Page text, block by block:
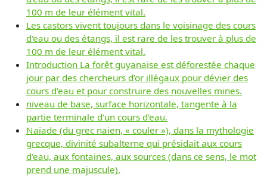
100 m de leur élément vital.
Les castors vivent toujours dans le voisinage des cours
d'eau ou des étangs, il est rare de les trouver à plus de
100 m de leur élément vital.
Introduction La forêt guyanaise est déforestée chaque
jour par des chercheurs d’or illégaux pour dévier des
cours d’eau et pour construire des nouvelles mines.
niveau de base, surface horizontale, tangente à la
partie terminale d'un cours d'eau.
Naïade (du grec naien, « couler »), dans la mythologie
grecque, divinité subalterne qui présidait aux cours
d'eau, aux fontaines, aux sources (dans ce sens, le mot
prend une majuscule).